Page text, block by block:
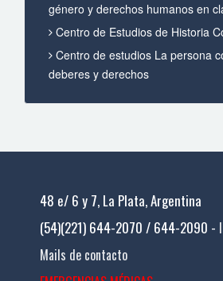
género y derechos humanos en
Centro de Estudios de Historia
Centro de estudios La persona
deberes y derechos
48 e/ 6 y 7, La Plata, Argentina
(54)(221) 644-2070 / 644-2090 -
Mails de contacto